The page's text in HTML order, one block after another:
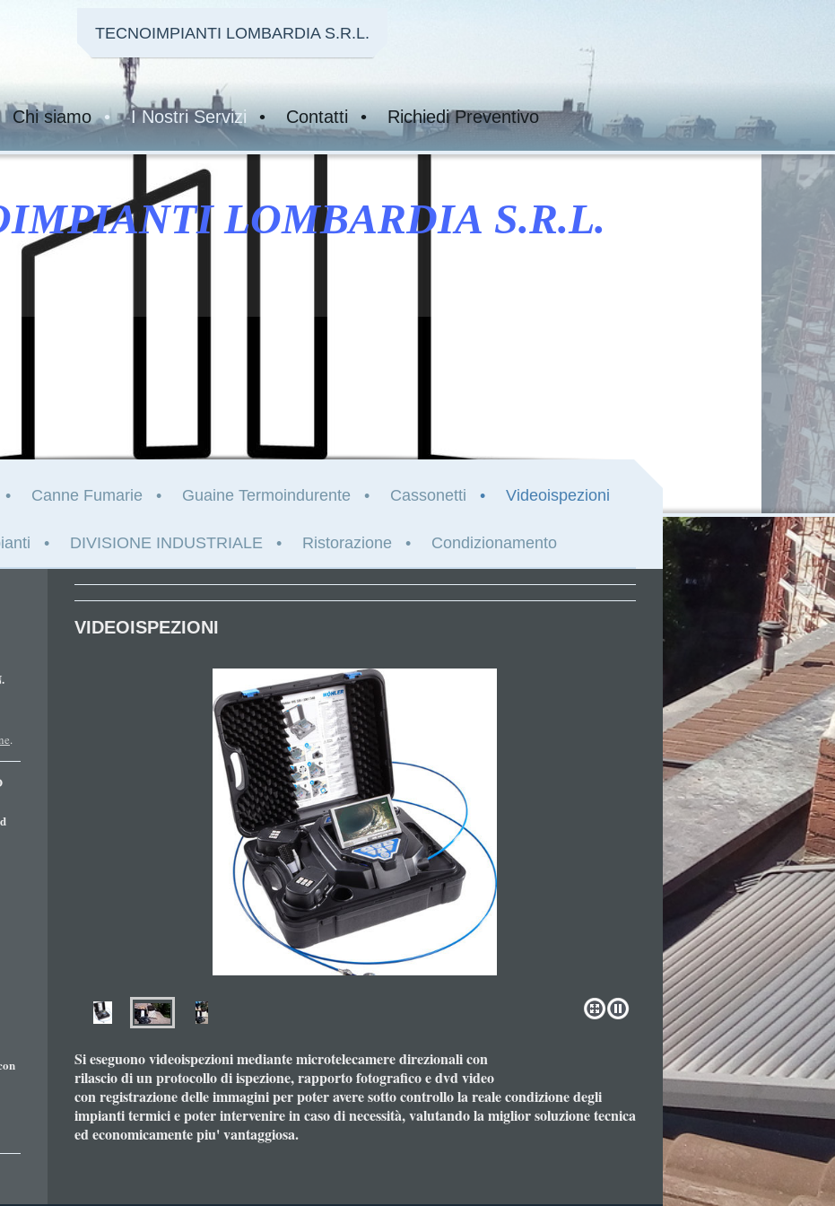
TECNOIMPIANTI LOMBARDIA S.R.L.
Chi siamo I Nostri Servizi Contatti Richiedi Preventivo
LOMBARDIA S.R.L.
Canne Fumarie Guaine Termoindurente Cassonetti Videoispezioni
DIVISIONE INDUSTRIALE Ristorazione Condizionamento
VIDEOISPEZIONI
Si eseguono videoispezioni mediante microtelecamere direzionali con
rilascio di un protocollo di ispezione, rapporto fotografico e dvd video
con registrazione delle immagini per poter avere sotto controllo la reale condizione degli
impianti termici e poter intervenire in caso di necessità, valutando la miglior soluzione tecnica
ed economicamente piu' vantaggiosa.
.